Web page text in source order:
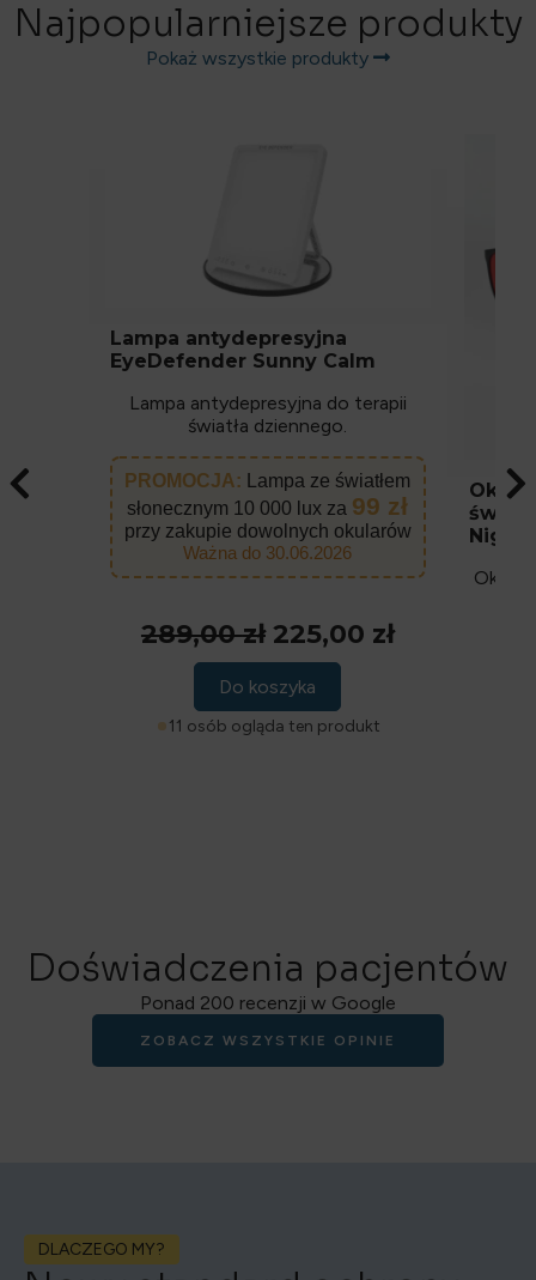
Najpopularniejsze produkty
Pokaż wszystkie produkty
Lampa antydepresyjna
EyeDefender Sunny Calm
Lampa antydepresyjna do terapii
światła dziennego.
PROMOCJA:
Lampa ze światłem
słonecznym 10 000 lux za 99 zł
przy zakupie dowolnych okularów
Ważna do 30.06.2026
289,00zł Pierwotna
cena
wynosiła:
289,00 zł.
225,00 złAktualna
Do koszyka
11 osób ogląda ten produkt
Night
Doświadczenia pacjentów
Ponad 200 recenzji w Google
ZOBACZ WSZYSTKIE OPINIE
DLACZEGO MY?